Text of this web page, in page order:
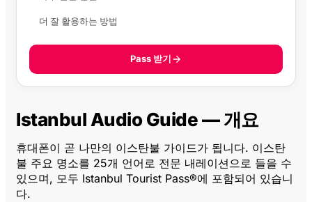
Istanbul Audio Guide — 개요
휴대폰이 곧 나만의 이스탄불 가이드가 됩니다. 이스탄
불 주요 명소를 25개 언어로 전문 내레이션으로 들을 수
있으며, 모두 Istanbul Tourist Pass®에 포함되어 있습니
다.
더 잘 활용하는 방법
Pass 받기